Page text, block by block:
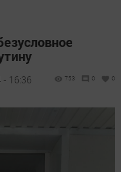
16:36 753 0 0